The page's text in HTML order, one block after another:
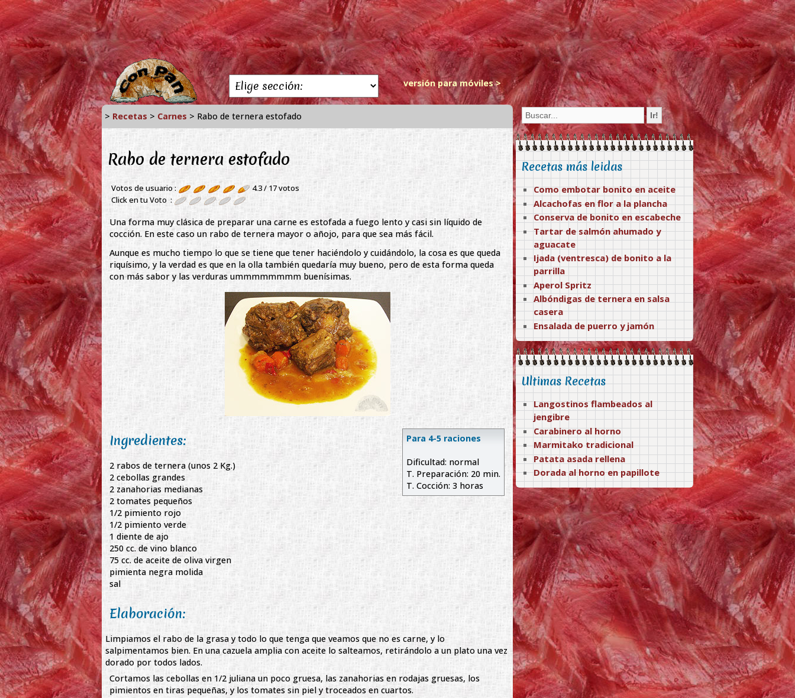
versión para móviles >
> Recetas > Carnes > Rabo de ternera estofado
Rabo de ternera estofado
Votos de usuario : 4.3 / 17votos
Click en tu Voto :
Una forma muy clásica de preparar una carne es estofada a fuego lento y casi sin líquido de
cocción. En este caso un rabo de ternera mayor o añojo, para que sea más fácil.
Aunque es mucho tiempo lo que se tiene que tener haciéndolo y cuidándolo, la cosa es que queda
riquísimo, y la verdad es que en la olla también quedaría muy bueno, pero de esta forma queda
con más sabor y las verduras ummmmmmmm buenísimas.
Para 4-5 raciones
Dificultad: normal
T. Preparación: 20 min.
T. Cocción: 3 horas
Ingredientes:
2 rabos de ternera (unos 2 Kg.)
2 cebollas grandes
2 zanahorias medianas
2 tomates pequeños
1/2 pimiento rojo
1/2 pimiento verde
1 diente de ajo
250 cc. de vino blanco
75 cc. de aceite de oliva virgen
pimienta negra molida
sal
Elaboración:
Limpiamos el rabo de la grasa y todo lo que tenga que veamos que no es carne, y lo
salpimentamos bien. En una cazuela amplia con aceite lo salteamos, retirándolo a un plato una vez
dorado por todos lados.
Cortamos las cebollas en 1/2 juliana un poco gruesa, las zanahorias en rodajas gruesas, los
pimientos en tiras pequeñas, y los tomates sin piel y troceados en cuartos.
Recetas más leidas
Como embotar bonito en aceite
Alcachofas en flor a la plancha
Conserva de bonito en escabeche
Tartar de salmón ahumado y
aguacate
Ijada (ventresca) de bonito a la
parrilla
Aperol Spritz
Albóndigas de ternera en salsa
casera
Ensalada de puerro y jamón
Ultimas Recetas
Langostinos flambeados al
jengibre
Carabinero al horno
Marmitako tradicional
Patata asada rellena
Dorada al horno en papillote